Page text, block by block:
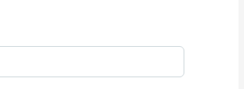
bañera y azulejo tipo mármol).
ideal como despacho, zona de juegos